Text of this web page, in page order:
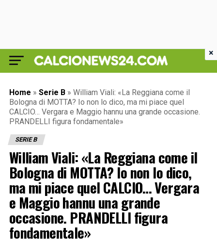
Home » Serie B » William Viali: «La Reggiana come il
Bologna di MOTTA? Io non lo dico, ma mi piace quel
CALCIO… Vergara e Maggio hannu una grande occasione.
PRANDELLI figura fondamentale»
SERIE B
William Viali: «La Reggiana come il
Bologna di MOTTA? Io non lo dico,
ma mi piace quel CALCIO… Vergara
e Maggio hannu una grande
occasione. PRANDELLI figura
fondamentale»
×